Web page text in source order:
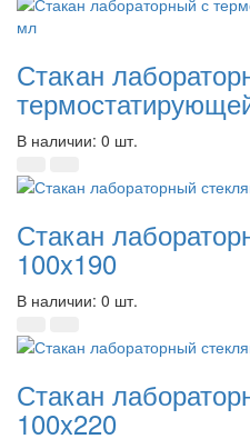
Стакан
В наличии: 0 шт.
Стакан
100x190
В наличии: 0 шт.
Стакан
100x220